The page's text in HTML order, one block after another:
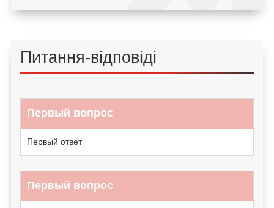
Питання-відповіді
Первый вопрос
Первый ответ
Первый вопрос